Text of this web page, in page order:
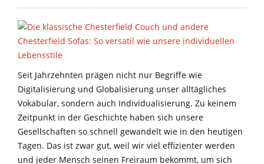
Seit Jahrzehnten prägen nicht nur Begriffe wie
Digitalisierung und Globalisierung unser alltägliches
Vokabular, sondern auch Individualisierung. Zu keinem
Zeitpunkt in der Geschichte haben sich unsere
Gesellschaften so schnell gewandelt wie in den heutigen
Tagen. Das ist zwar gut, weil wir viel effizienter werden
und jeder Mensch seinen Freiraum bekommt, um sich